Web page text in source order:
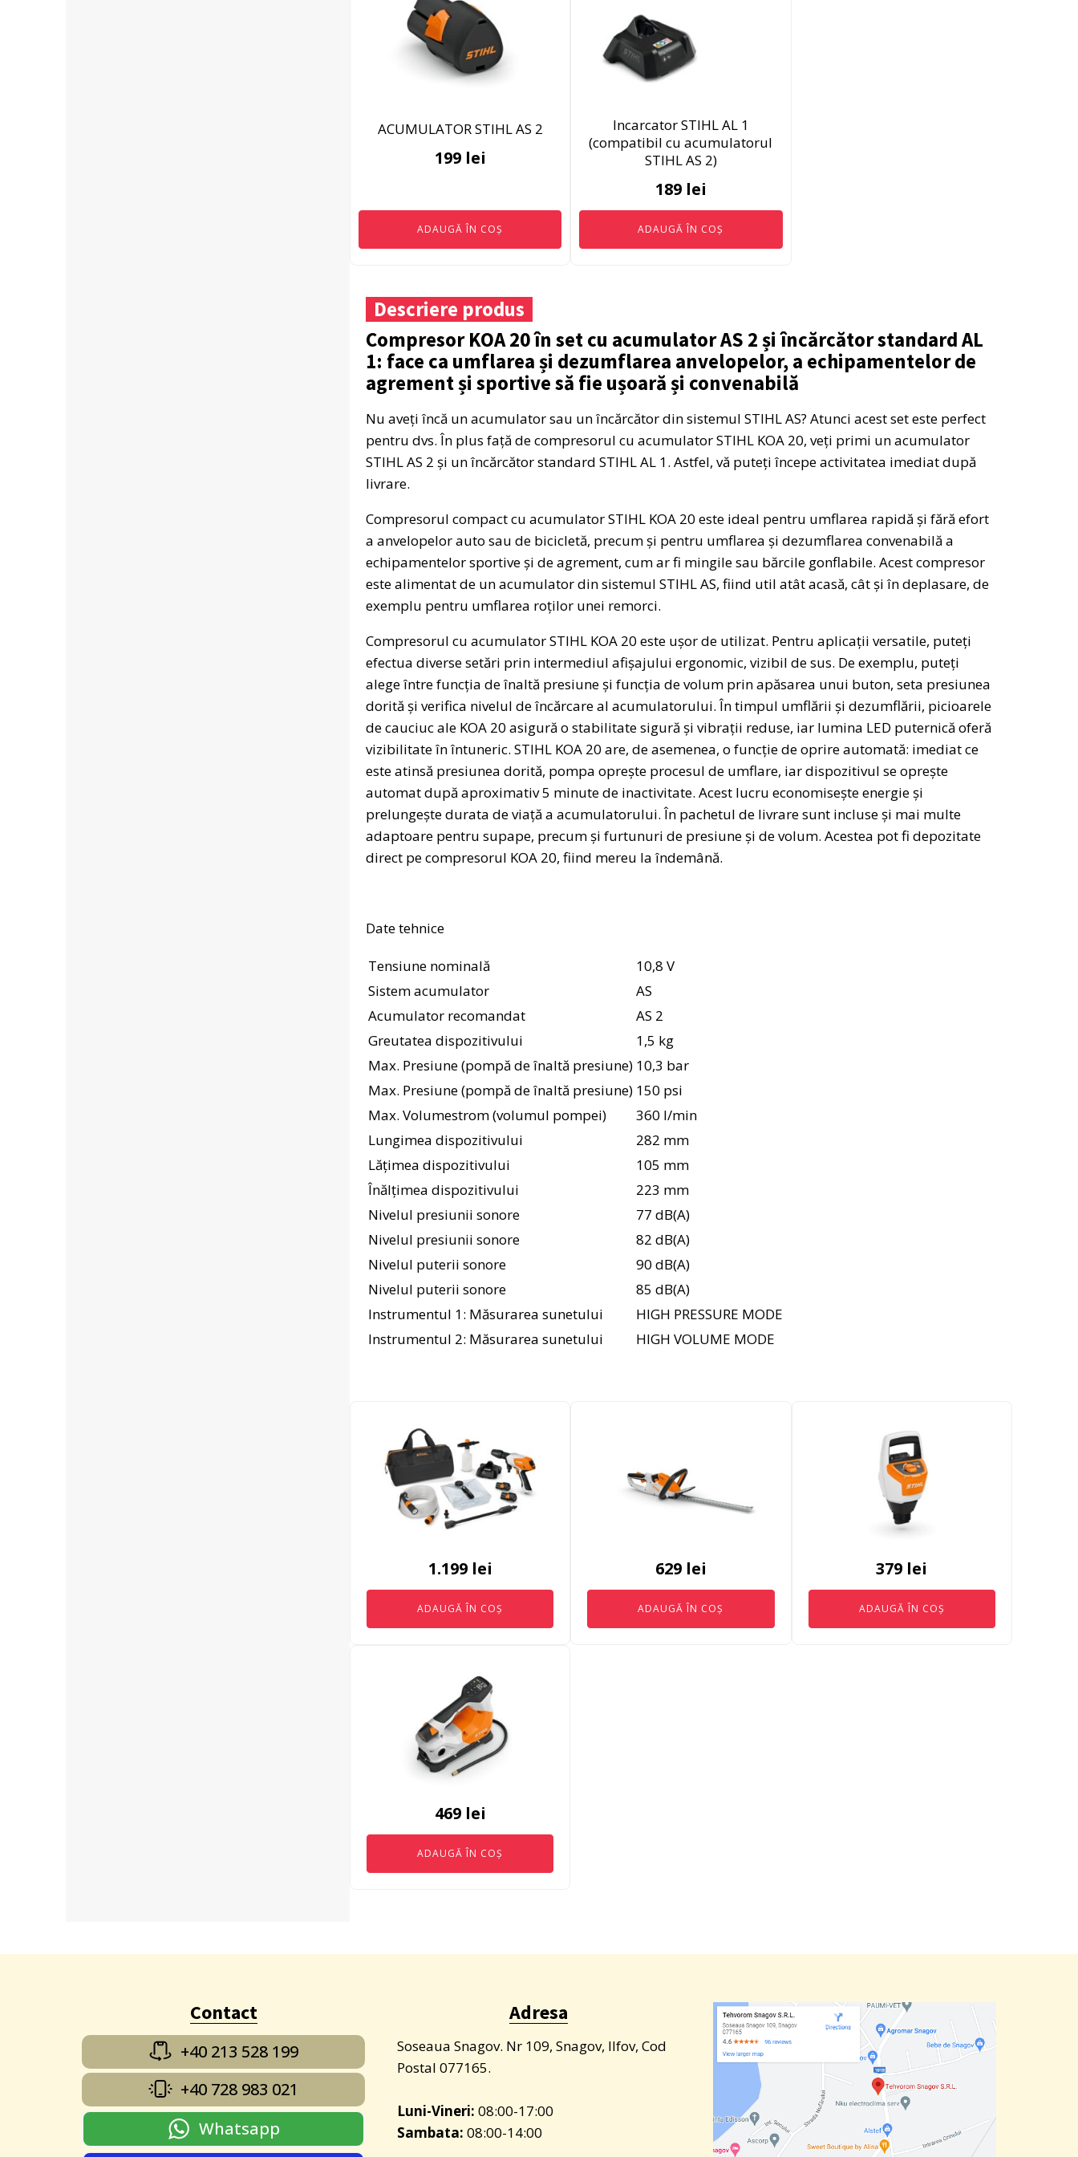
ACUMULATOR STIHL AS 2
199 lei
ADAUGĂ ÎN COȘ
Incarcator STIHL AL 1
(compatibil cu acumulatorul
STIHL AS 2)
189 lei
ADAUGĂ ÎN COȘ
Descriere produs
Compresor KOA 20 în set cu acumulator AS 2 și încărcător standard AL
1: face ca umflarea și dezumflarea anvelopelor, a echipamentelor de
agrement și sportive să fie ușoară și convenabilă
Nu aveți încă un acumulator sau un încărcător din sistemul STIHL AS? Atunci acest set este perfect
pentru dvs. În plus față de compresorul cu acumulator STIHL KOA 20, veți primi un acumulator
STIHL AS 2 și un încărcător standard STIHL AL 1. Astfel, vă puteți începe activitatea imediat după
livrare.
Compresorul compact cu acumulator STIHL KOA 20 este ideal pentru umflarea rapidă și fără efort
a anvelopelor auto sau de bicicletă, precum și pentru umflarea și dezumflarea convenabilă a
echipamentelor sportive și de agrement, cum ar fi mingile sau bărcile gonflabile. Acest compresor
este alimentat de un acumulator din sistemul STIHL AS, fiind util atât acasă, cât și în deplasare, de
exemplu pentru umflarea roților unei remorci.
Compresorul cu acumulator STIHL KOA 20 este ușor de utilizat. Pentru aplicații versatile, puteți
efectua diverse setări prin intermediul afișajului ergonomic, vizibil de sus. De exemplu, puteți
alege între funcția de înaltă presiune și funcția de volum prin apăsarea unui buton, seta presiunea
dorită și verifica nivelul de încărcare al acumulatorului. În timpul umflării și dezumflării, picioarele
de cauciuc ale KOA 20 asigură o stabilitate sigură și vibrații reduse, iar lumina LED puternică oferă
vizibilitate în întuneric. STIHL KOA 20 are, de asemenea, o funcție de oprire automată: imediat ce
este atinsă presiunea dorită, pompa oprește procesul de umflare, iar dispozitivul se oprește
automat după aproximativ 5 minute de inactivitate. Acest lucru economisește energie și
prelungește durata de viață a acumulatorului. În pachetul de livrare sunt incluse și mai multe
adaptoare pentru supape, precum și furtunuri de presiune și de volum. Acestea pot fi depozitate
direct pe compresorul KOA 20, fiind mereu la îndemână.
Date tehnice
Tensiune nominală
10,8 V
Sistem acumulator
AS
Acumulator recomandat
AS 2
Greutatea dispozitivului
1,5 kg
Max. Presiune (pompă de înaltă presiune) 10,3 bar
Max. Presiune (pompă de înaltă presiune) 150 psi
Max. Volumestrom (volumul pompei)
360 l/min
Lungimea dispozitivului
282 mm
Lățimea dispozitivului
105 mm
Înălțimea dispozitivului
223 mm
Nivelul presiunii sonore
77 dB(A)
Nivelul presiunii sonore
82 dB(A)
Nivelul puterii sonore
90 dB(A)
Nivelul puterii sonore
85 dB(A)
Instrumentul 1: Măsurarea sunetului
HIGH PRESSURE MODE
Instrumentul 2: Măsurarea sunetului
HIGH VOLUME MODE
1.199 lei
ADAUGĂ ÎN COȘ
629 lei
ADAUGĂ ÎN COȘ
379 lei
ADAUGĂ ÎN COȘ
469 lei
ADAUGĂ ÎN COȘ
Contact
+40 213 528 199
+40 728 983 021
Whatsapp
Adresa
Soseaua Snagov. Nr 109, Snagov, Ilfov, Cod
Postal 077165.
Luni-Vineri:08:00-17:00
Sambata:08:00-14:00